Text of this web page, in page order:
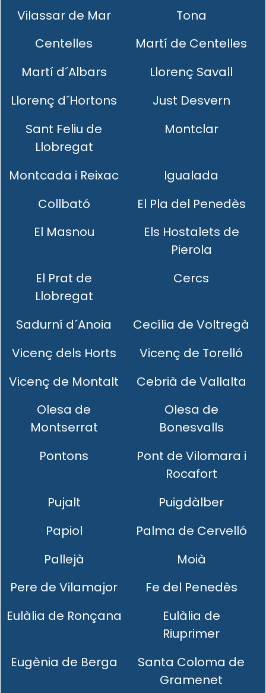
Vilassar de Mar
Tona
Centelles
Martí de Centelles
Martí d´Albars
Llorenç Savall
Llorenç d´Hortons
Just Desvern
Sant Feliu de
Llobregat
Montclar
Montcada i Reixac
Igualada
Collbató
El Pla del Penedès
El Masnou
Els Hostalets de
Pierola
El Prat de
Llobregat
Cercs
Sadurní d´Anoia
Cecília de Voltregà
Vicenç dels Horts
Vicenç de Torelló
Vicenç de Montalt
Cebrià de Vallalta
Olesa de
Montserrat
Olesa de
Bonesvalls
Pontons
Pont de Vilomara i
Rocafort
Pujalt
Puigdàlber
Papiol
Palma de Cervelló
Pallejà
Moià
Pere de Vilamajor
Fe del Penedès
Eulàlia de Ronçana
Eulàlia de
Riuprimer
Eugènia de Berga
Santa Coloma de
Gramenet